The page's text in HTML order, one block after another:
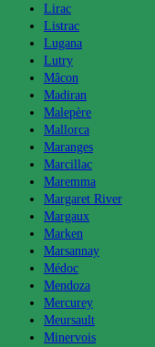
Lirac
Listrac
Lugana
Lutry
Mâcon
Madiran
Malepère
Mallorca
Maranges
Marcillac
Maremma
Margaret River
Margaux
Marken
Marsannay
Médoc
Mendoza
Mercurey
Meursault
Minervois